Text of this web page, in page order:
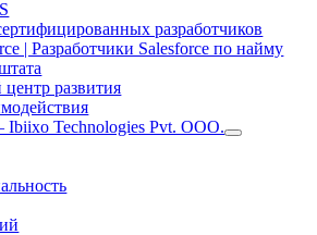
разработчиков
| Разработчики Salesforce по найму
развития
Technologies Pvt. ООО.